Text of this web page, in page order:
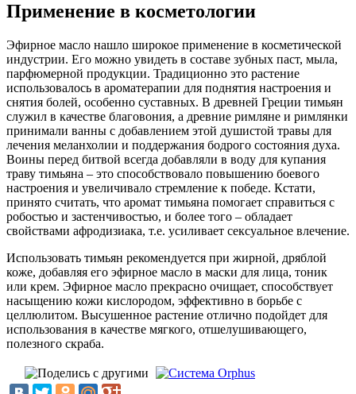
Применение в косметологии
Эфирное масло нашло широкое применение в косметической
индустрии. Его можно увидеть в составе зубных паст, мыла,
парфюмерной продукции. Традиционно это растение
использовалось в ароматерапии для поднятия настроения и
снятия болей, особенно суставных. В древней Греции тимьян
служил в качестве благовония, а древние римляне и римлянки
принимали ванны с добавлением этой душистой травы для
лечения меланхолии и поддержания бодрого состояния духа.
Воины перед битвой всегда добавляли в воду для купания
траву тимьяна – это способствовало повышению боевого
настроения и увеличивало стремление к победе. Кстати,
принято считать, что аромат тимьяна помогает справиться с
робостью и застенчивостью, и более того – обладает
свойствами афродизиака, т.е. усиливает сексуальное влечение.
Использовать тимьян рекомендуется при жирной, дряблой
коже, добавляя его эфирное масло в маски для лица, тоник
или крем. Эфирное масло прекрасно очищает, способствует
насыщению кожи кислородом, эффективно в борьбе с
целлюлитом. Высушенное растение отлично подойдет для
использования в качестве мягкого, отшелушивающего,
полезного скраба.